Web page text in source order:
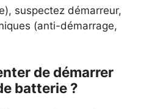
suspectez démarreur,
(anti-démarrage,
de démarrer
batterie ?